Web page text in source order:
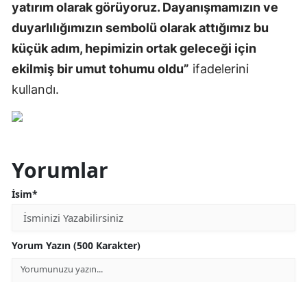
yatırım olarak görüyoruz. Dayanışmamızın ve
duyarlılığımızın sembolü olarak attığımız bu
küçük adım, hepimizin ortak geleceği için
ekilmiş bir umut tohumu oldu” ifadelerini
kullandı.
Yorumlar
İsim*
Yorum Yazın (500 Karakter)